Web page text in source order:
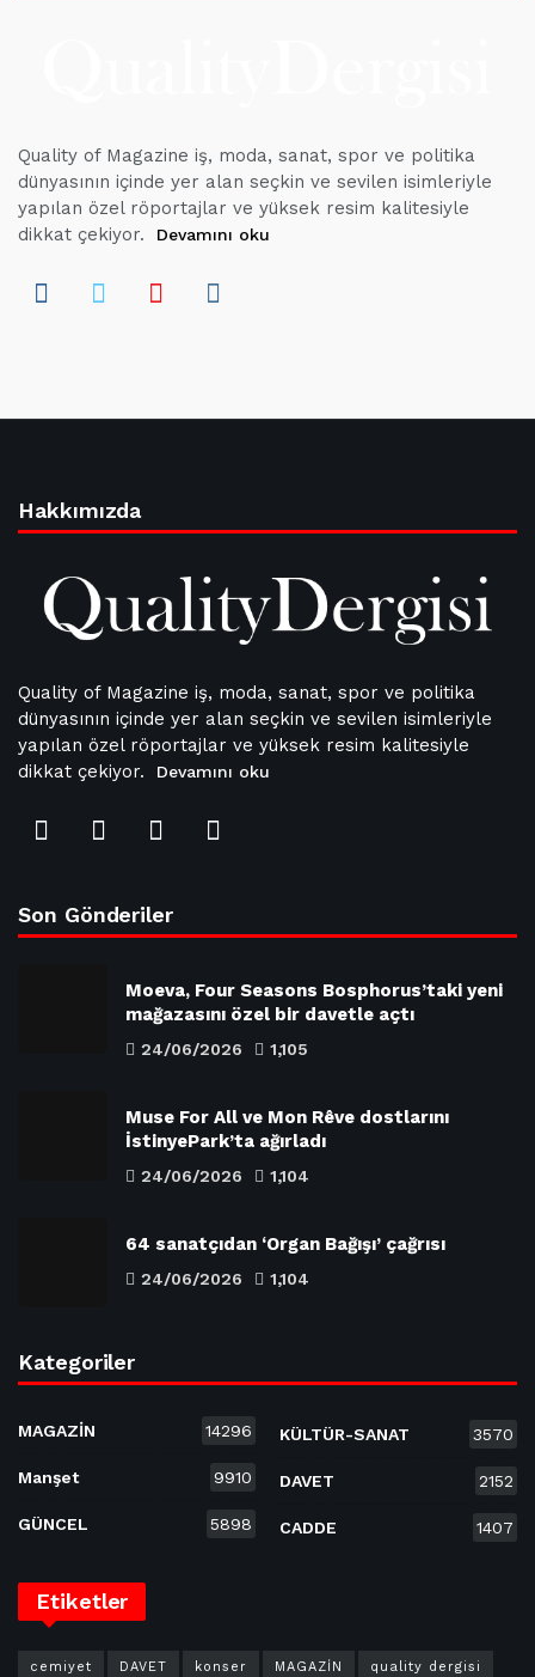
Quality of Magazine iş, moda, sanat, spor ve politika
dünyasının içinde yer alan seçkin ve sevilen isimleriyle
yapılan özel röportajlar ve yüksek resim kalitesiyle
dikkat çekiyor.
Devamını oku
Hakkımızda
Quality of Magazine iş, moda, sanat, spor ve politika
dünyasının içinde yer alan seçkin ve sevilen isimleriyle
yapılan özel röportajlar ve yüksek resim kalitesiyle
dikkat çekiyor.
Devamını oku
Son Gönderiler
Moeva, Four Seasons Bosphorus’taki yeni
mağazasını özel bir davetle açtı
24/06/2026 1,105
Muse For All ve Mon Rêve dostlarını
İstinyePark’ta ağırladı
24/06/2026 1,104
64 sanatçıdan ‘Organ Bağışı’ çağrısı
24/06/2026 1,104
Kategoriler
MAGAZİN 14296
Manşet 9910
GÜNCEL 5898
KÜLTÜR-SANAT 3570
DAVET 2152
CADDE 1407
Etiketler
cemiyet DAVET konser MAGAZİN quality dergisi